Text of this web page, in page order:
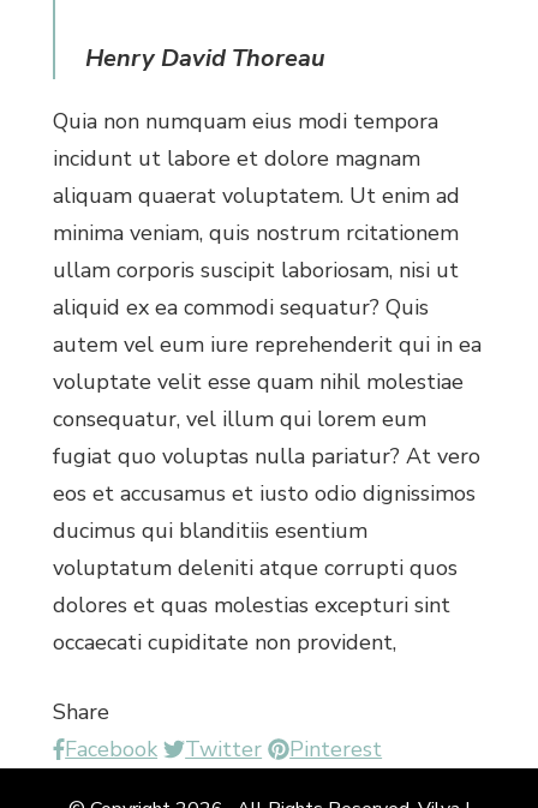
Henry David Thoreau
Quia non numquam eius modi tempora
incidunt ut labore et dolore magnam
aliquam quaerat voluptatem. Ut enim ad
minima veniam, quis nostrum rcitationem
ullam corporis suscipit laboriosam, nisi ut
aliquid ex ea commodi sequatur? Quis
autem vel eum iure reprehenderit qui in ea
voluptate velit esse quam nihil molestiae
consequatur, vel illum qui lorem eum
fugiat quo voluptas nulla pariatur? At vero
eos et accusamus et iusto odio dignissimos
ducimus qui blanditiis esentium
voluptatum deleniti atque corrupti quos
dolores et quas molestias excepturi sint
occaecati cupiditate non provident,
Share
Facebook
Twitter Pinterest